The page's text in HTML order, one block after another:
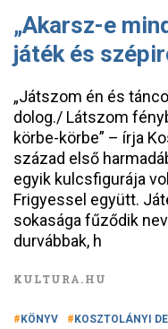
„Akarsz-e
játék és
„Játszom én és
dolog./ Látszom
körbe-körbe” – írja
század első
egyik kulcsfigurája
Frigyessel együtt.
sokasága fűződik
durvábbak, h
KULTURA.HU
KÖNYV KOSZTOLÁNYI